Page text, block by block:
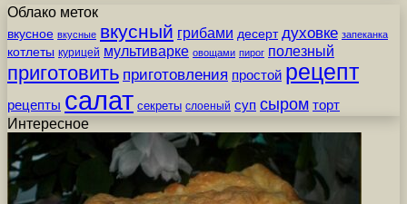
Облако меток
вкусное вкусные вкусный грибами десерт духовке запеканка
котлеты курицей мультиварке овощами пирог полезный
приготовить приготовления простой рецепт
рецепты салат секреты слоеный суп сыром торт
Интересное